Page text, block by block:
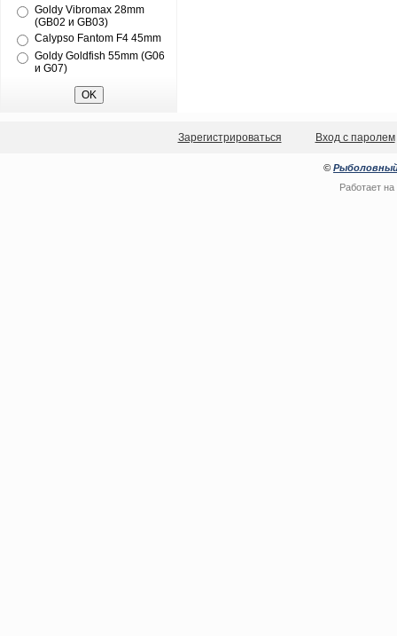
Goldy Vibromax 28mm
(GB02 и GB03)
Calypso Fantom F4 45mm
Goldy Goldfish 55mm (G06
и G07)
Зарегистрироваться Вход с паролем
© Рыболовный
Работает